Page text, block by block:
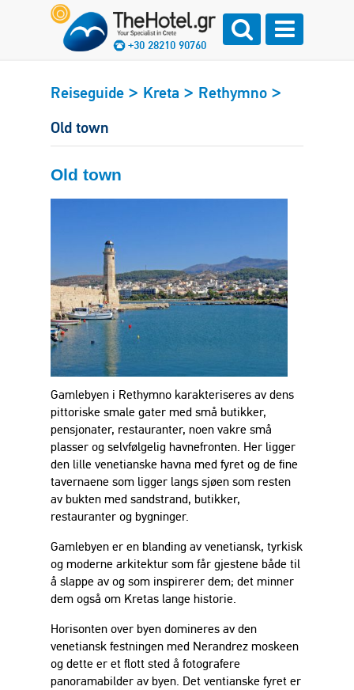
+30 28210 90760
Reiseguide > Kreta > Rethymno >
Old town
Old town
Gamlebyen i Rethymno karakteriseres av dens
pittoriske smale gater med små butikker,
pensjonater, restauranter, noen vakre små
plasser og selvfølgelig havnefronten. Her ligger
den lille venetianske havna med fyret og de fine
tavernaene som ligger langs sjøen som resten
av bukten med sandstrand, butikker,
restauranter og bygninger.
Gamlebyen er en blanding av venetiansk, tyrkisk
og moderne arkitektur som får gjestene både til
å slappe av og som inspirerer dem; det minner
dem også om Kretas lange historie.
Horisonten over byen domineres av den
venetiansk festningen med Nerandrez moskeen
og dette er et flott sted å fotografere
panoramabilder av byen. Det ventianske fyret er